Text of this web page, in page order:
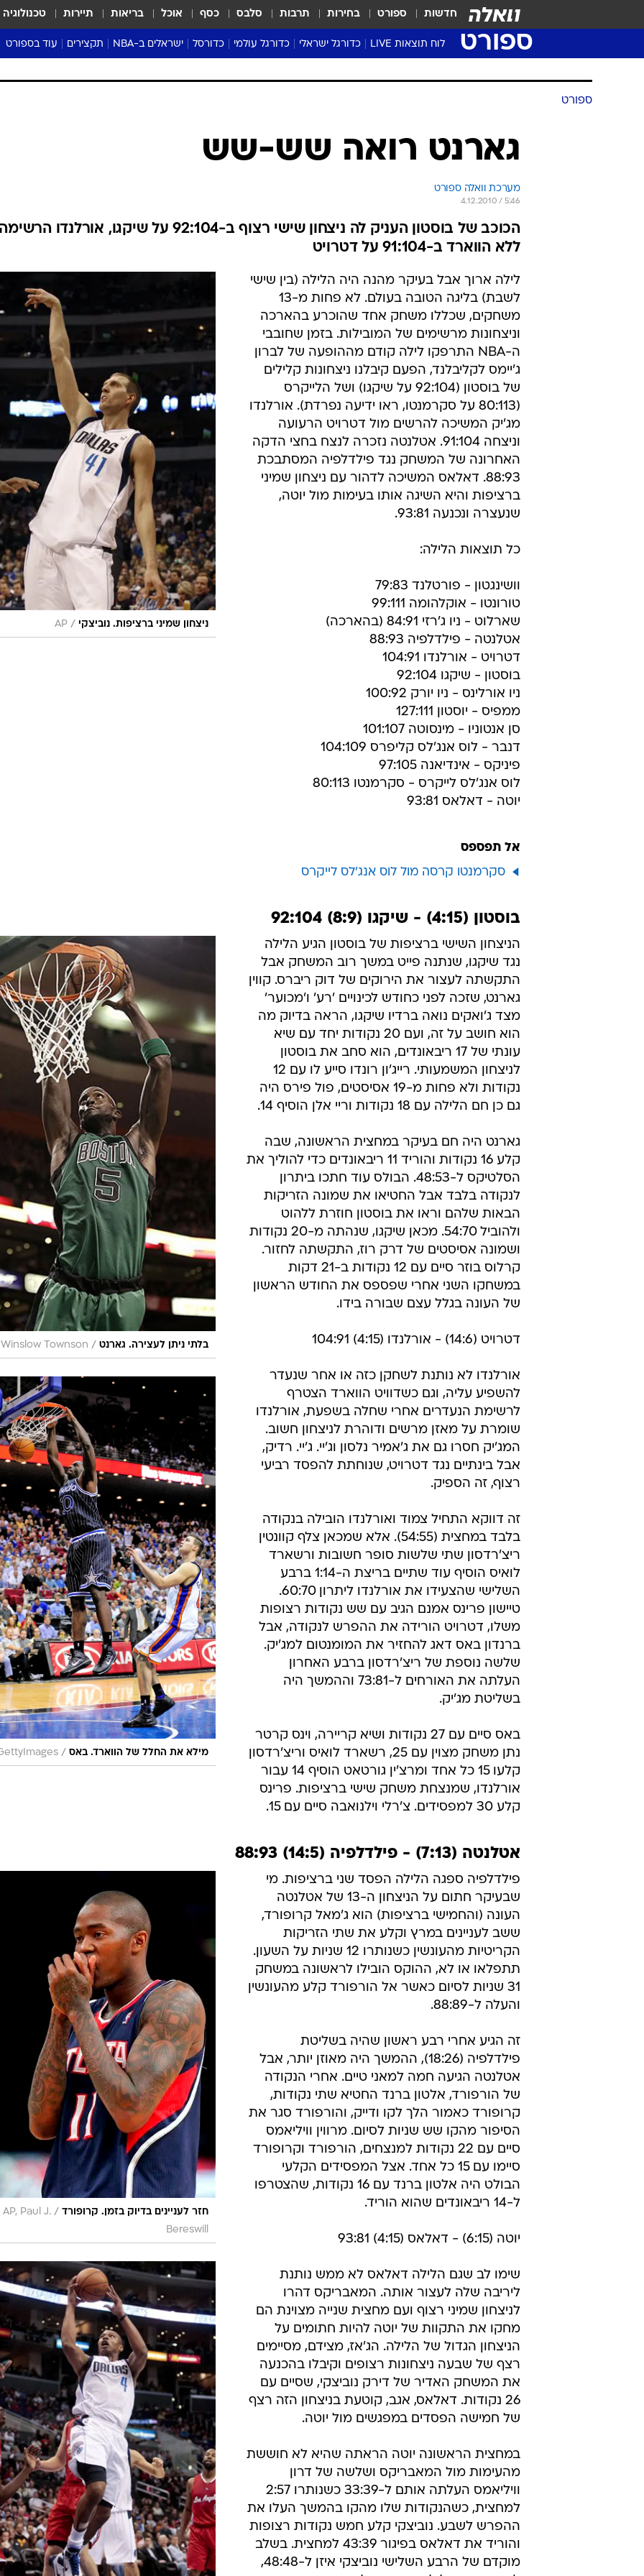
חדשות ספורט בחירות תרבות סלבס כסף אוכל בריאות תיירות טכנולוגיה
ספורט לוח תוצאות LIVE כדורגל ישראלי
שגרירים
ליגה א'
כדורגל עולמי
ליגה צרפתית
כדורסל
נבחרות ישראל בכדורסל
ישראלים ב-NBA תקצירים עוד בספורט
פוקר
ענפים נוספים
לוח שידורים
החידה של
ארכיון מדורים
כתבו לנו
ספורט
גארנט רואה שש-שש
מערכת וואלה ספורט
4.12.2010 / 5:46
הכוכב של בוסטון העניק לה ניצחון שישי רצוף ב-92:104 על שיקגו, אורלנדו
ללא הווארד ב-91:104 על דטרויט
ניצחון שמיני ברציפות. נוביצקי /
AP
לילה ארוך אבל בעיקר מהנה היה הלילה (בין שישי
לשבת) בליגה הטובה בעולם. לא פחות מ-13
משחקים, שכללו משחק אחד שהוכרע בהארכה
וניצחונות מרשימים של המובילות. בזמן שחובבי
ה-NBA התרפקו לילה קודם מההופעה של לברון
ג'יימס לקליבלנד, הפעם קיבלנו ניצחונות קלילים
של בוסטון (92:104 על שיקגו) ושל הלייקרס
(80:113 על סקרמנטו, ראו ידיעה נפרדת). אורלנדו
מג'יק המשיכה להרשים מול דטרויט הרעועה
וניצחה 91:104. אטלנטה נזכרה לנצח בחצי הדקה
האחרונה של המשחק נגד פילדלפיה המסתבכת
88:93. דאלאס המשיכה לדהור עם ניצחון שמיני
ברציפות והיא השיגה אותו בעימות מול יוטה,
שנעצרה ונכנעה 93:81.
כל תוצאות הלילה:
וושינגטון - פורטלנד 79:83
טורונטו - אוקלהומה 99:111
שארלוט - ניו ג'רזי 84:91 (בהארכה)
אטלנטה - פילדלפיה 88:93
דטרויט - אורלנדו 104:91
בוסטון - שיקגו 92:104
ניו אורלינס - ניו יורק 100:92
ממפיס - יוסטון 127:111
סן אנטוניו - מינסוטה 101:107
דנבר - לוס אנג'לס קליפרס 104:109
פיניקס - אינדיאנה 97:105
לוס אנג'לס לייקרס - סקרמנטו 80:113
יוטה - דאלאס 93:81
אל תפספס
סקרמנטו קרסה מול לוס אנג'לס לייקרס
בוסטון (4:15) - שיקגו (8:9) 92:104
בלתי ניתן לעצירה. גארנט /
Winslow Townson
מילא את החלל של הווארד. באס /
הניצחון השישי ברציפות של בוסטון הגיע הלילה
נגד שיקגו, שנתנה פייט במשך רוב המשחק אבל
התקשתה לעצור את הירוקים של דוק ריברס. קווין
גארנט, שזכה לפני כחודש לכינויים 'רע' ו'מכוער'
מצד ג'ואקים נואה ברדיו שיקגו, הראה בדיוק מה
הוא חושב על זה, ועם 20 נקודות יחד עם שיא
עונתי של 17 ריבאונדים, הוא סחב את בוסטון
לניצחון המשמעותי. רייג'ון רונדו סייע לו עם 12
נקודות ולא פחות מ-19 אסיסטים, פול פירס היה
גם כן חם הלילה עם 18 נקודות וריי אלן הוסיף 14.
גארנט היה חם בעיקר במחצית הראשונה, שבה
קלע 16 נקודות והוריד 11 ריבאונדים כדי להוליך את
הסלטיקס ל-48:53. הבולס עוד חתכו ביתרון
לנקודה בלבד אבל החטיאו את שמונה הזריקות
הבאות שלהם וראו את בוסטון חוזרת ללהוט
ולהוביל 54:70. מכאן שיקגו, שנהתה מ-20 נקודות
ושמונה אסיסטים של דרק רוז, התקשתה לחזור.
קרלוס בוזר סיים עם 12 נקודות ב-21 דקות
במשחקו השני אחרי שפספס את החודש הראשון
של העונה בגלל עצם שבורה בידו.
דטרויט (14:6) - אורלנדו (4:15) 104:91
אורלנדו לא נותנת לשחקן כזה או אחר שנעדר
להשפיע עליה, וגם כשדוויט הווארד הצטרף
לרשימת הנעדרים אחרי שחלה בשפעת, אורלנדו
שומרת על מאזן מרשים ודוהרת לניצחון חשוב.
המג'יק חסרו גם את ג'אמיר נלסון וג'יי. ג'יי. רדיק,
אבל בינתיים נגד דטרויט, שנוחתת להפסד רביעי
רצוף, זה הספיק.
זה דווקא התחיל צמוד ואורלנדו הובילה בנקודה
בלבד במחצית (54:55). אלא שמכאן צלף קוונטין
ריצ'רדסון שתי שלשות סופר חשובות ורשארד
לואיס הוסיף עוד שתיים בריצת ה-1:14 ברבע
השלישי שהצעידו את אורלנדו ליתרון 60:70.
טיישון פרינס אמנם הגיב עם שש נקודות רצופות
משלו, דטרויט הורידה את ההפרש לנקודה, אבל
ברנדון באס דאג להחזיר את המומנטום למג'יק.
שלשה נוספת של ריצ'רדסון ברבע האחרון
העלתה את האורחים ל-73:81 וההמשך היה
בשליטת מג'יק.
באס סיים עם 27 נקודות ושיא קריירה, וינס קרטר
נתן משחק מצוין עם 25, רשארד לואיס וריצ'רדסון
קלעו 15 כל אחד ומרצ'ין גורטאט הוסיף 14 עבור
אורלנדו, שמנצחת משחק שישי ברציפות. פרינס
קלע 30 למפסידים. צ'רלי וילנואבה סיים עם 15.
אטלנטה (7:13) - פילדלפיה (14:5) 88:93
חזר לעניינים בדיוק בזמן. קרופורד /
AP, Paul J.
Bereswill
פילדלפיה ספגה הלילה הפסד שני ברציפות. מי
שבעיקר חתום על הניצחון ה-13 של אטלנטה
העונה (והחמישי ברציפות) הוא ג'מאל קרופורד,
ששב לעניינים במרץ וקלע את שתי הזריקות
הקריטיות מהעונשין כשנותרו 12 שניות על השעון.
תתפלאו או לא, ההוקס הובילו לראשונה במשחק
31 שניות לסיום כאשר אל הורפורד קלע מהעונשין
והעלה ל-88:89.
זה הגיע אחרי רבע ראשון שהיה בשליטת
פילדלפיה (18:26), ההמשך היה מאוזן יותר, אבל
אטלנטה הגיעה חמה למאני טיים. אחרי הנקודה
של הורפורד, אלטון ברנד החטיא שתי נקודות,
קרופורד כאמור הלך לקו ודייק, והורפורד סגר את
הסיפור מהקו שש שניות לסיום. מרווין וויליאמס
סיים עם 22 נקודות למנצחים, הורפורד וקרופורד
סיימו עם 15 כל אחד. אצל המפסידים הקלעי
הבולט היה אלטון ברנד עם 16 נקודות, שהצטרפו
ל-14 ריבאונדים שהוא הוריד.
יוטה (6:15) - דאלאס (4:15) 93:81
שימו לב שגם הלילה דאלאס לא ממש נותנת
ליריבה שלה לעצור אותה. המאבריקס דהרו
לניצחון שמיני רצוף ועם מחצית שנייה מצוינת הם
מחקו את התקוות של יוטה להיות חתומים על
הניצחון הגדול של הלילה. הג'אז, מצידם, מסיימים
רצף של שבעה ניצחונות רצופים וקיבלו בהכנעה
את המשחק האדיר של דירק נוביצקי, שסיים עם
26 נקודות. דאלאס, אגב, קוטעת בניצחון הזה רצף
של חמישה הפסדים במפגשים מול יוטה.
במחצית הראשונה יוטה הראתה שהיא לא חוששת
מהעימות מול המאבריקס ושלשה של דרון
וויליאמס העלתה אותם ל-33:39 כשנותרו 2:57
למחצית, כשהנקודות שלו מהקו בהמשך העלו את
ההפרש לשבע. נוביצקי קלע חמש נקודות רצופות
והוריד את דאלאס בפיגור 43:39 למחצית. בשלב
מוקדם של הרבע השלישי נוביצקי איזן ל-48:48,